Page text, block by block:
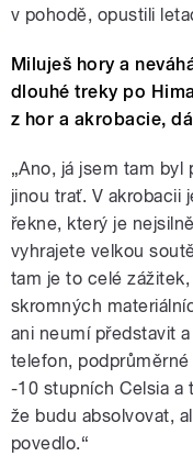
v pohodě, opustili
Miluješ hory a
dlouhé treky po
z hor a akrobacie,
„Ano, já jsem tam
jinou trať. V akrobacii
řekne, který je
vyhrajete velkou
tam je to celé
skromných
ani neumí představit
telefon,
-10 stupních Celsia a
že budu absolvovat,
povedlo.“